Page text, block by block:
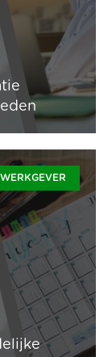
WERKGEVER
beheer je
demo.